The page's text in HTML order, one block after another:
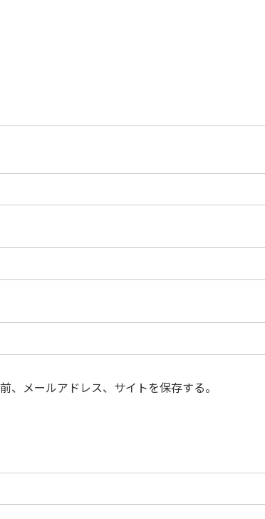
、メールアドレス、サイトを保存する。